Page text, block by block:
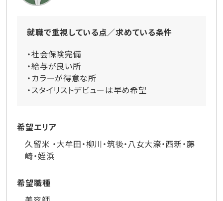
就職で重視している点／求めている条件
・社会保険完備
・給与が良い所
・カラーが得意な所
・スタイリストデビューは早め希望
希望エリア
久留米 ・大牟田・柳川・筑後・八女大濠・西新・藤
崎・姪浜
希望職種